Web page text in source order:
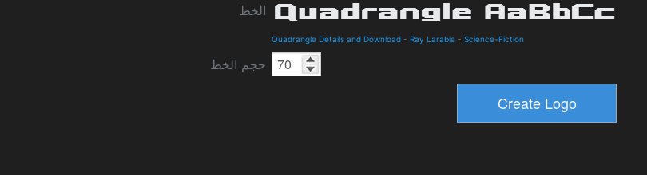
الخط
Quadrangle Details and Download - Ray Larabie - Science-Fiction
حجم الخط